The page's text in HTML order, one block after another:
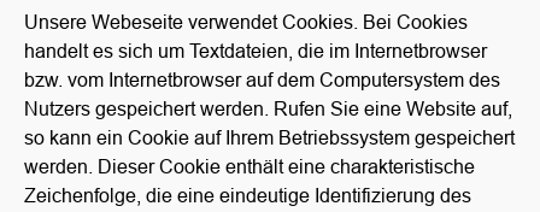
Unsere Webeseite verwendet Cookies. Bei Cookies
handelt es sich um Textdateien, die im Internetbrowser
bzw. vom Internetbrowser auf dem Computersystem des
Nutzers gespeichert werden. Rufen Sie eine Website auf,
so kann ein Cookie auf Ihrem Betriebssystem gespeichert
werden. Dieser Cookie enthält eine charakteristische
Zeichenfolge, die eine eindeutige Identifizierung des